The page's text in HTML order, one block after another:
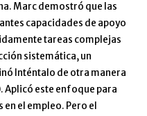
Marc demostró que las
capacidades de apoyo
tareas complejas
sistemática, un
Inténtalo de otra manera
Aplicó este enfoque para
el empleo. Pero el